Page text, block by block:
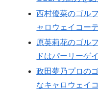
西村優菜のゴル
ャロウェイコー
原英莉花のゴル
ドはパーリーゲ
政田夢乃プロの
なキャロウェイ